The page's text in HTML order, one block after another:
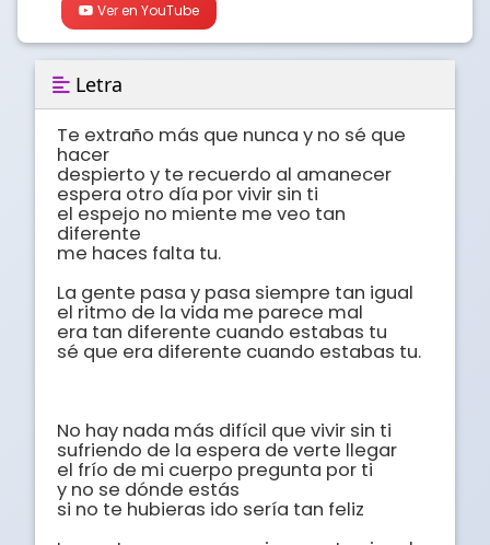
Ver en YouTube
Letra
Te extraño más que nunca y no sé que
hacer
despierto y te recuerdo al amanecer
espera otro día por vivir sin ti
el espejo no miente me veo tan
diferente
me haces falta tu.
La gente pasa y pasa siempre tan igual
el ritmo de la vida me parece mal
era tan diferente cuando estabas tu
sé que era diferente cuando estabas tu.
No hay nada más difícil que vivir sin ti
sufriendo de la espera de verte llegar
el frío de mi cuerpo pregunta por ti
y no se dónde estás
si no te hubieras ido sería tan feliz